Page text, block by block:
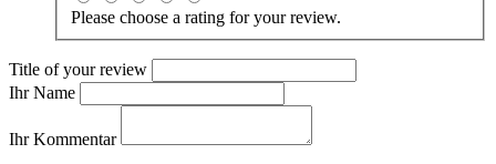
Please choose a rating for your review.
Title of your review
Ihr Name
Ihr Kommentar